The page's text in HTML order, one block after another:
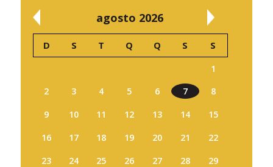
agosto 2026
D S T Q Q S S
1
2
3 4 5 6 7
8
9
10 11 12 13 14
15
16
17 18 19 20 21
22
23
24 25 26 27 28
29